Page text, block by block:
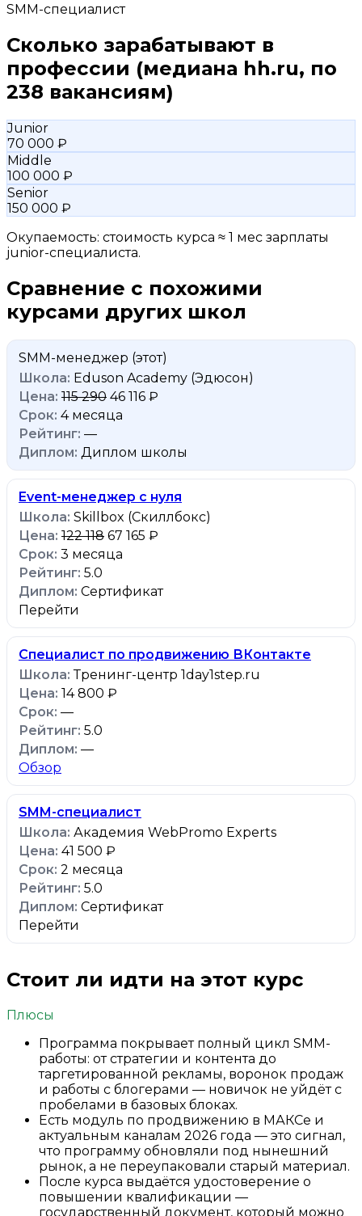
SMM-специалист
Сколько зарабатывают в
профессии (медиана hh.ru, по
238 вакансиям)
Junior
70 000 ₽
Middle
100 000 ₽
Senior
150 000 ₽
Окупаемость: стоимость курса ≈ 1 мес зарплаты
junior-специалиста.
Сравнение с похожими
курсами других школ
SMM-менеджер (этот)
Eduson Academy (Эдюсон)
115 290 46 116 ₽
4 месяца
—
Диплом школы
Event-менеджер с нуля
Skillbox (Скиллбокс)
122 118 67 165 ₽
3 месяца
5.0
Сертификат
Перейти
Специалист по продвижению ВКонтакте
Тренинг-центр 1day1step.ru
14 800 ₽
—
5.0
—
Обзор
SMM-специалист
Академия WebPromo Experts
41 500 ₽
2 месяца
5.0
Сертификат
Перейти
Стоит ли идти на этот курс
Плюсы
Программа покрывает полный цикл SMM-
работы: от стратегии и контента до
таргетированной рекламы, воронок продаж
и работы с блогерами — новичок не уйдёт с
пробелами в базовых блоках.
Есть модуль по продвижению в МАКСе и
актуальным каналам 2026 года — это сигнал,
что программу обновляли под нынешний
рынок, а не переупаковали старый материал.
После курса выдаётся удостоверение о
повышении квалификации —
государственный документ, который можно